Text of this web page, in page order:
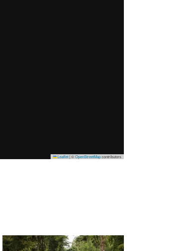
Leaflet|©OpenStreetMapcontributors